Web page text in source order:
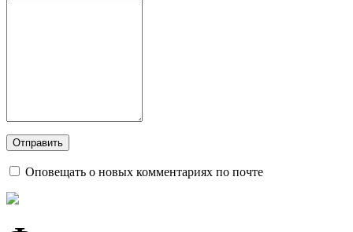
Оповещать о новых комментариях по почте